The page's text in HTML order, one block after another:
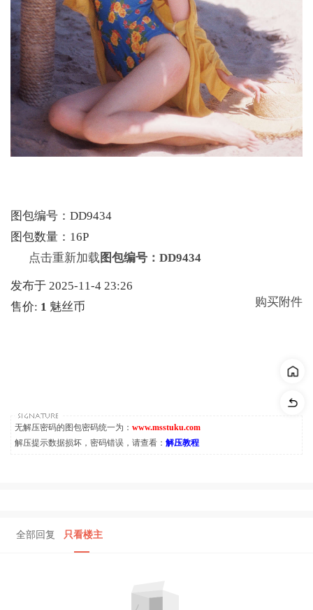
图包编号：DD9434
图包数量：16P
点击重新加载 图包编号：DD9434
发布于 2025-11-4 23:26
售价: 1 魅丝币 购买附件
无解压密码的图包密码统一为： www.msstuku.com
解压提示数据损坏，密码错误，请查看： 解压教程
全部回复 只看楼主